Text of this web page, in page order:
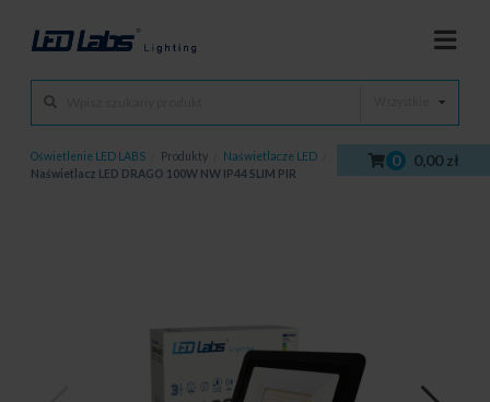
0 0,00 zł
Oświetlenie LED LABS Produkty Naświetlacze LED
Naświetlacz LED DRAGO 100W NW IP44 SLIM PIR